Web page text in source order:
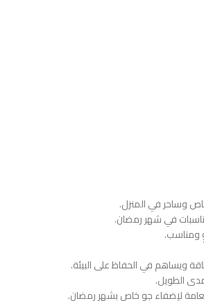
في شهر رمضان.
الطويل.
لإضفاء جو خاص بشهر رمضان.